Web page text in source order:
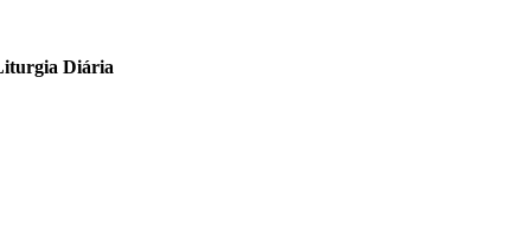
Diária